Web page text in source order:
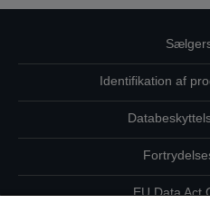
Identifikation af
EU Data Act